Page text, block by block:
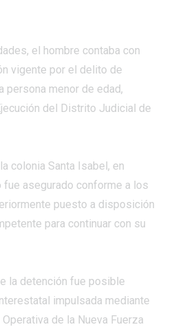
el hombre contaba con
vigente por el delito de
persona menor de edad,
del Distrito Judicial de
colonia Santa Isabel, en
fue asegurado conforme a los
puesto a disposición
para continuar con su
la detención fue posible
impulsada mediante
de la Nueva Fuerza